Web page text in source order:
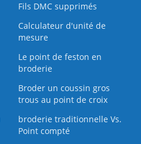
Fils DMC supprimés
Calculateur d'unité de
mesure
Le point de feston en
broderie
Broder un coussin gros
trous au point de croix
broderie traditionnelle Vs.
Point compté